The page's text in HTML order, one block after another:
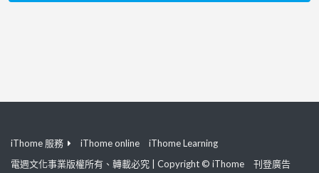
iThome 服務 iThome online
iThome Learning
電週文化事業版權所有、轉載必究 | Copyright © iThome
刊登廣告